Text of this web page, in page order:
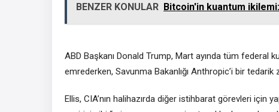
BENZER KONULAR Bitcoin'in kuantum ikilemi:
ABD Başkanı Donald Trump, Mart ayında tüm federal
emrederken, Savunma Bakanlığı Anthropic’i bir
Ellis, CIA’nın halihazırda diğer istihbarat görevleri için